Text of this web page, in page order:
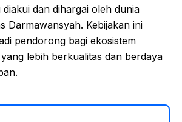
dan dihargai oleh dunia
Darmawansyah. Kebijakan ini
pendorong bagi ekosistem
lebih berkualitas dan berdaya